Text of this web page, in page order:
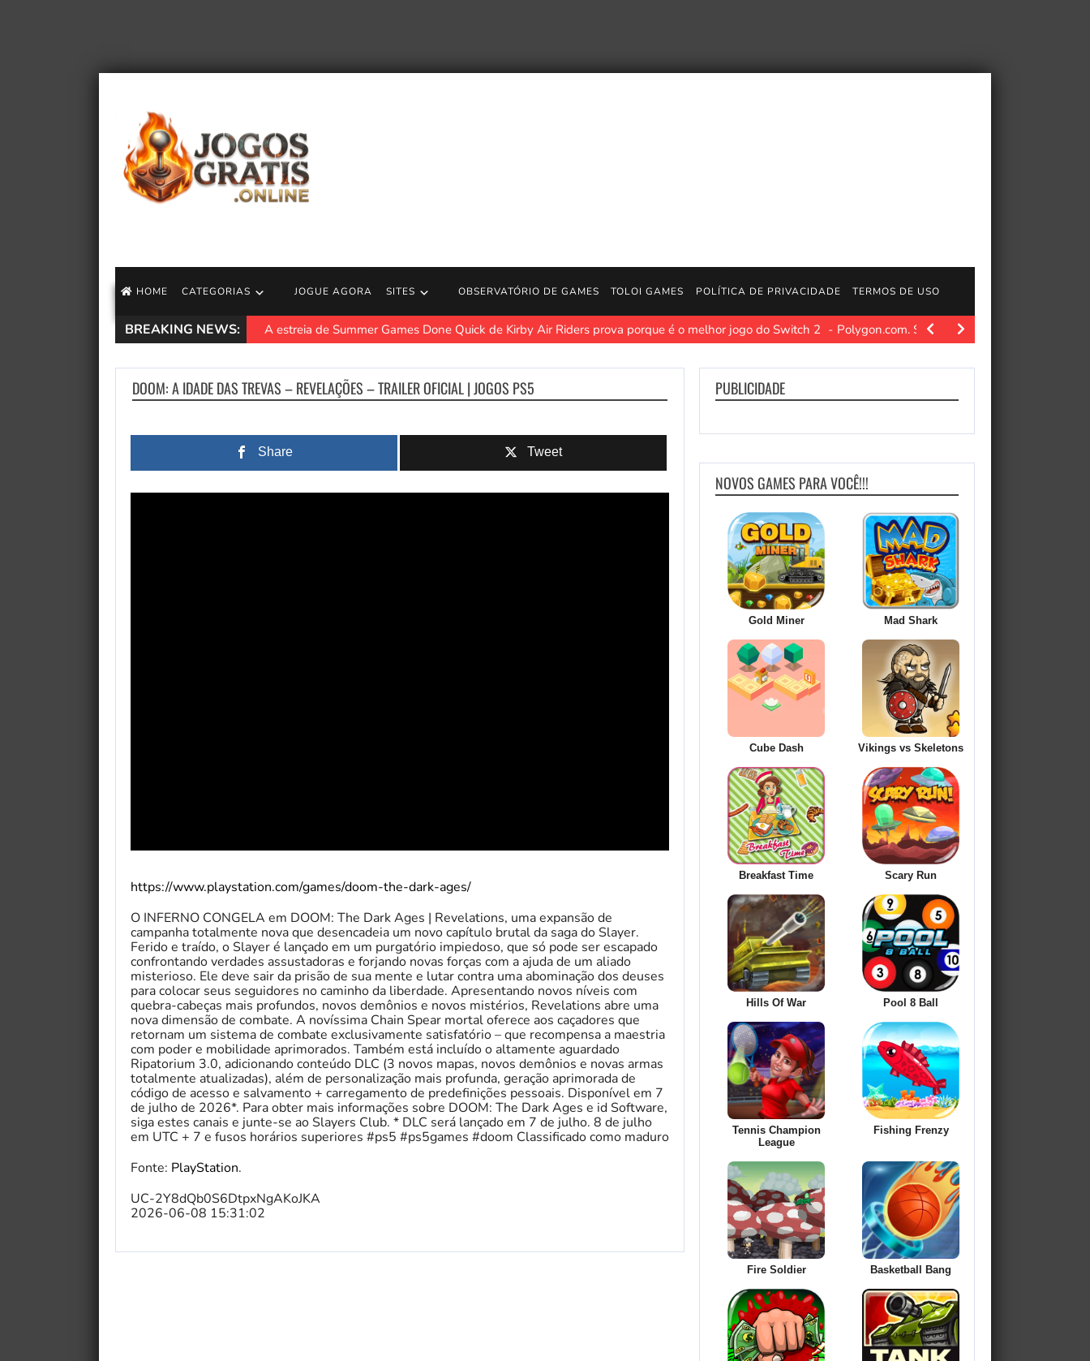
HOME CATEGORIAS JOGUE AGORA SITES OBSERVATÓRIO DE GAMES TOLOI GAMES POLÍTICA DE PRIVACIDADE TERMOS DE USO
BREAKING NEWS: A estreia de Summer Games Done Quick de Kirby Air Riders prova porque é o melhor jogo do Switch 2 Polygon.com. Summer Games Done Quick
DOOM: A IDADE DAS TREVAS – REVELAÇÕES – TRAILER OFICIAL | JOGOS PS5
Share Tweet
https://www.playstation.com/games/doom-the-dark-ages/
O INFERNO CONGELA em DOOM: The Dark Ages | Revelations, uma expansão de
campanha totalmente nova que desencadeia um novo capítulo brutal da saga do Slayer.
Ferido e traído, o Slayer é lançado em um purgatório impiedoso, que só pode ser escapado
confrontando verdades assustadoras e forjando novas forças com a ajuda de um aliado
misterioso. Ele deve sair da prisão de sua mente e lutar contra uma abominação dos deuses
para colocar seus seguidores no caminho da liberdade. Apresentando novos níveis com
quebra-cabeças mais profundos, novos demônios e novos mistérios, Revelations abre uma
nova dimensão de combate. A novíssima Chain Spear mortal oferece aos caçadores que
retornam um sistema de combate exclusivamente satisfatório – que recompensa a maestria
com poder e mobilidade aprimorados. Também está incluído o altamente aguardado
Ripatorium 3.0, adicionando conteúdo DLC (3 novos mapas, novos demônios e novas armas
totalmente atualizadas), além de personalização mais profunda, geração aprimorada de
código de acesso e salvamento + carregamento de predefinições pessoais. Disponível em 7
de julho de 2026*. Para obter mais informações sobre DOOM: The Dark Ages e id Software,
siga estes canais e junte-se ao Slayers Club. * DLC será lançado em 7 de julho. 8 de julho
em UTC + 7 e fusos horários superiores #ps5 #ps5games #doom Classificado como maduro
Fonte: PlayStation.
UC-2Y8dQb0S6DtpxNgAKoJKA
2026-06-08 15:31:02
PUBLICIDADE
NOVOS GAMES PARA VOCÊ!!!
Gold Miner Mad Shark
Cube Dash Vikings vs Skeletons
Breakfast Time Scary Run
Hills Of War Pool 8 Ball
Tennis Champion
League
Fishing Frenzy
Fire Soldier Basketball Bang